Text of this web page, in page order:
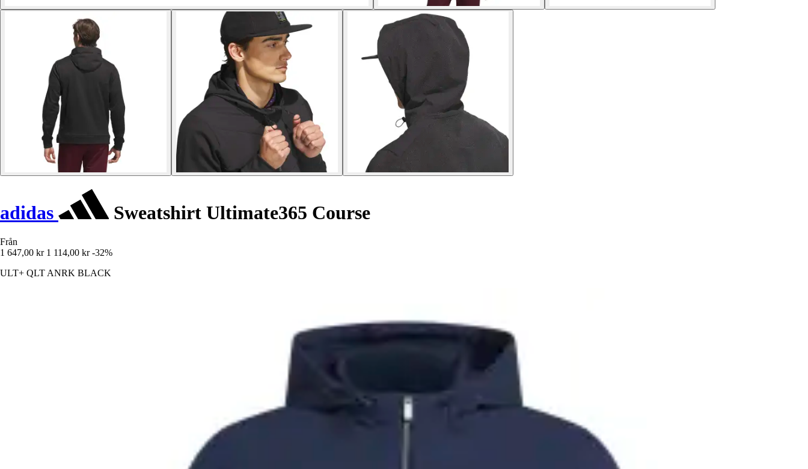
adidas Sweatshirt Ultimate365 Course
Från
1 647,00 kr 1 114,00 kr -32%
ULT+ QLT ANRK BLACK